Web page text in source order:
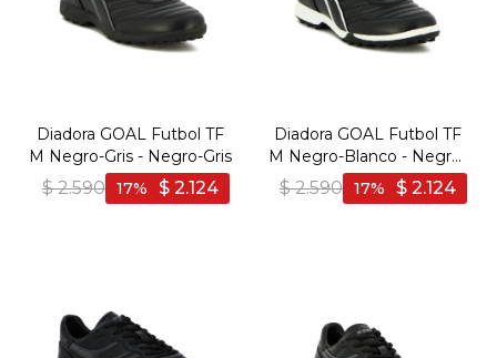
Diadora GOAL Futbol TF
M Negro-Gris - Negro-Gris
$ 2.590 $ 2.124
17
Diadora GOAL Futbol TF
M Negro-Blanco - Negro-
Blanco
$ 2.590 $ 2.124
17